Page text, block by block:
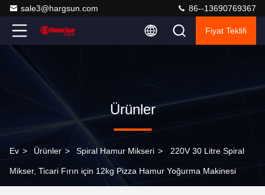
sale3@hargsun.com 86--13690769367
Fiyat Teklifi
Ürünler
Ev > Ürünler > Spiral Hamur Mikseri > 220V 30 Litre Spiral
Mikser, Ticari Fırın için 12kg Pizza Hamur Yoğurma Makinesi